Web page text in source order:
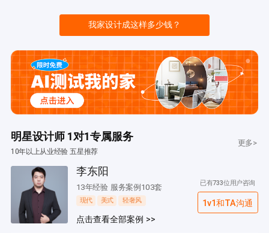
我家设计成这样多少钱？
明星设计师 1对1专属服务
10年以上从业经验 五星推荐
更多>
李东阳
13年经验 服务案例103套
现代 美式 轻奢风
点击查看全部案例 >>
已有733位用户咨询
1v1和TA沟通